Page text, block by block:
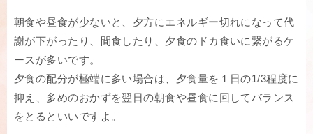
朝食や昼食が少ないと、夕方にエネルギー切れになって代
謝が下がったり、間食したり、夕食のドカ食いに繋がるケ
ースが多いです。
夕食の配分が極端に多い場合は、夕食量を１日の1/3程度に
抑え、多めのおかずを翌日の朝食や昼食に回してバランス
をとるといいですよ。